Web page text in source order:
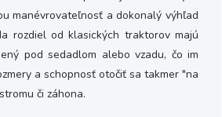
manévrovateľnosť a dokonalý výhľad
rozdiel od klasických traktorov majú
pod sedadlom alebo vzadu, čo im
a schopnosť otočiť sa takmer "na
či záhona.